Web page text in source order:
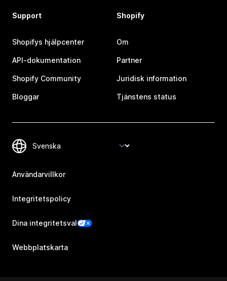
Support
Shopifys hjälpcenter
API-dokumentation
Shopify Community
Bloggar
Shopify
Om
Partner
Juridisk information
Tjänstens status
Användarvillkor
Integritetspolicy
Dina integritetsval
Webbplatskarta